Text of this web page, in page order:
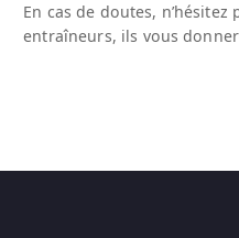
En cas de doutes, n’hésitez
entraîneurs, ils vous